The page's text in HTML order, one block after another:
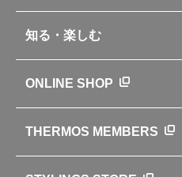
カタログ
世界のサーモス
サーモスの歴史
知る・楽しむ
クラブサーモス
WEBマガジン
お弁当にエールを込めて
ONLINE SHOP
THERMOS MEMBERS